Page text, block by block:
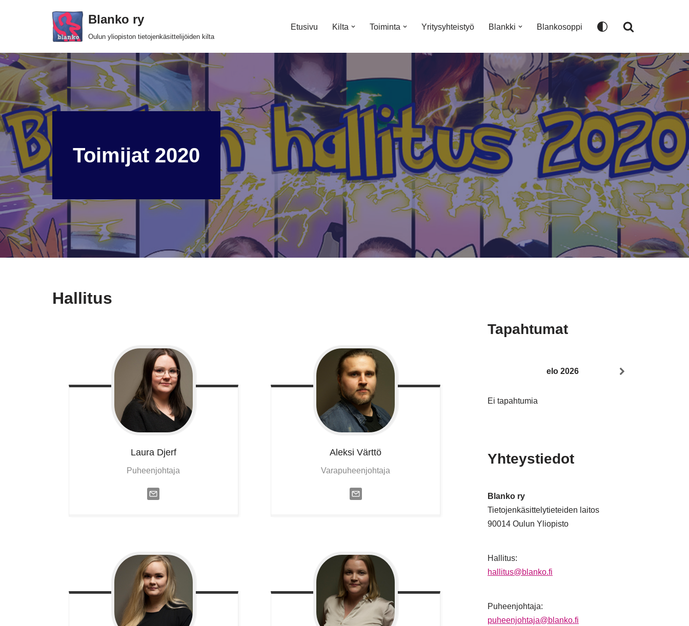
sisältöön
Blanko ry
Oulun yliopiston tietojenkäsittelijöiden kilta
Etusivu Kilta Toiminta Yritysyhteistyö Blankki Blankosoppi
Toimijat 2020
Hallitus
Laura Djerf
Puheenjohtaja
Aleksi Värttö
Varapuheenjohtaja
Tapahtumat
elo 2026
Ei tapahtumia
Yhteystiedot
Blanko ry
Tietojenkäsittelytieteiden laitos
90014 Oulun Yliopisto
Hallitus:
hallitus@blanko.fi
Puheenjohtaja:
puheenjohtaja@blanko.fi